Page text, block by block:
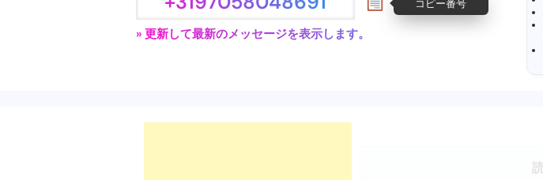
コピー番号
» 更新して最新のメッセージを表示します。